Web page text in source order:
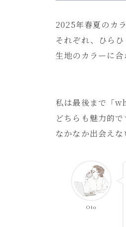
2025年春夏のカラ
それぞれ、ひら
生地のカラーに
私は最後まで「
どちらも魅力的
なかなか出会え
Oto